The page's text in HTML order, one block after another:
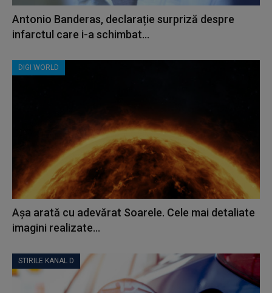
Antonio Banderas, declarație surpriză despre
infarctul care i-a schimbat...
DIGI WORLD
Așa arată cu adevărat Soarele. Cele mai detaliate
imagini realizate...
STIRILE KANAL D